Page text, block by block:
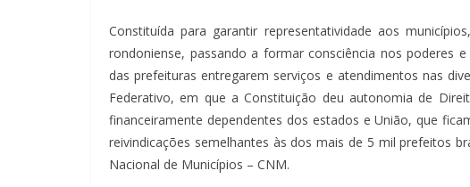
Constituída para garantir representatividade aos
rondoniense, passando a formar consciência nos poderes
das prefeituras entregarem serviços e atendimentos nas
Federativo, em que a Constituição deu autonomia de
financeiramente dependentes dos estados e União, que
reivindicações semelhantes às dos mais de 5 mil prefeitos
Nacional de Municípios – CNM.